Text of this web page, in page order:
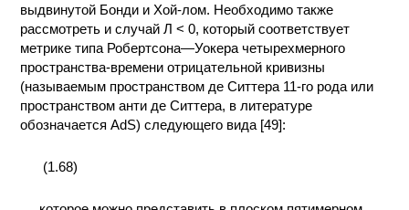
выдвинутой Бонди и Хой-лом. Необходимо также
рассмотреть и случай Л < 0, который соответствует
метрике типа Робертсона—Уокера четырехмерного
пространства-времени отрицательной кривизны
(называемым пространством де Ситтера 11-го рода или
пространством анти де Ситтера, в литературе
обозначается AdS) следующего вида [49]:
(1.68)